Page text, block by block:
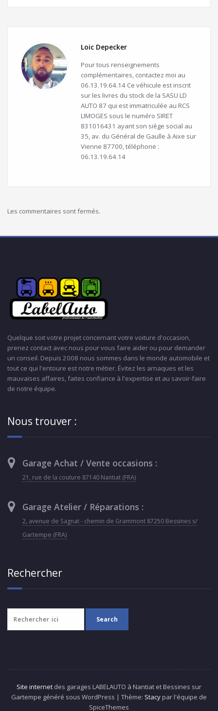
Loic Depecker
Pour tous renseignements
complémentaires, contactez moi au
06.13.19.64.14 Ce véhicule est inscrit
sur les livres du stock de la SASU LD
AUTO 87 qui est immatriculée au RCS
LIMOGES sous le numéro SIRET
831016431 ayant son siège social au
35, av. du Général de Gaulle à Aixe sur
Vienne 87700, téléphone :
06.13.19.64.14
Les commentaires sont fermés.
Quelque soit votre projet concernant votre voiture d'occasion,
prenez contact avec nous pour vous faire aider ou pour demander
un conseil. Depuis 2008 nous sommes dans le monde automobile et
tout ce qui l'entoure est notre métier. Évitez les arnaques et les
mauvaises affaires, faites confiance à l'expertise et au savoir-faire
de notre équipe.
Nous trouver :
Garage Achat / Vente occasions :
21, rue de la couture 87140 Nantiat (FRA)
Garage Atelier / Réparations :
2, avenue de Sagnat - chemin de Grammont 87250 Bessines s/
Gartempe (FRA)
Rechercher
Site internet des garages LABELAUTO à Nantiat et Bessines sur
Gartempe généré sous WordPress | Thème: Stacy par l'équipe de
SpiceThemes